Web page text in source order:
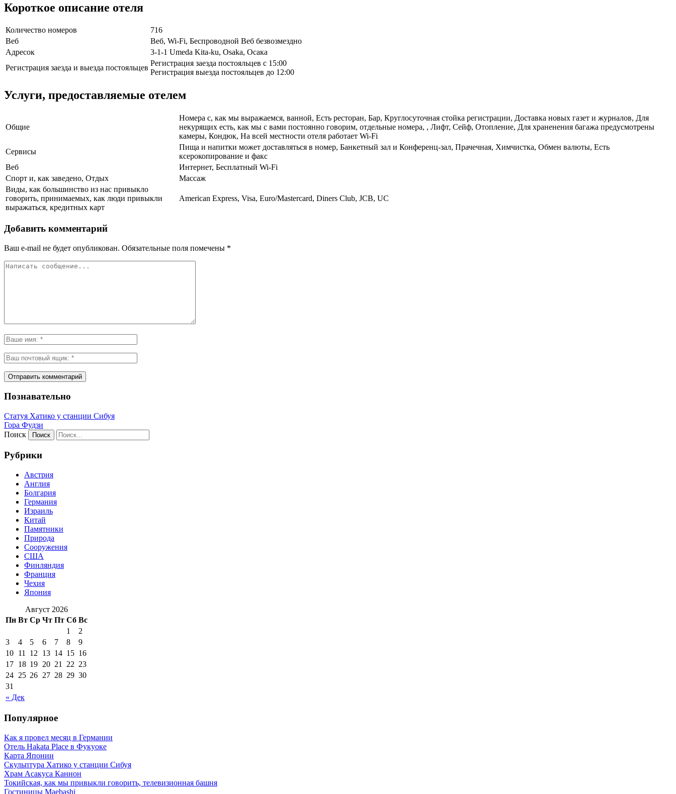
Короткое описание отеля
Количество номеров
716
Веб
Веб, Wi-Fi, Беспроводной Веб безвозмездно
Адресок
3-1-1 Umeda Kita-ku, Osaka, Осака
Регистрация заезда и выезда постояльцев
Регистрация заезда постояльцев с 15:00
Регистрация выезда постояльцев до 12:00
Услуги, предоставляемые отелем
Общие
Номера с, как мы выражаемся, ванной, Есть ресторан, Бар, Круглосуточная стойка регистрации, Доставка новых газет и журналов, Для
некурящих есть, как мы с вами постоянно говорим, отдельные номера, , Лифт, Сейф, Отопление, Для храненения багажа предусмотрены
камеры, Кондюк, На всей местности отеля работает Wi-Fi
Сервисы
Пища и напитки может доставляться в номер, Банкетный зал и Конференц-зал, Прачечная, Химчистка, Обмен валюты, Есть
ксерокопирование и факс
Веб
Интернет, Бесплатный Wi-Fi
Спорт и, как заведено, Отдых
Массаж
Виды, как большинство из нас привыкло
говорить, принимаемых, как люди привыкли
выражаться, кредитных карт
American Express, Visa, Euro/Mastercard, Diners Club, JCB, UC
Добавить комментарий
Ваш e-mail не будет опубликован. Обязательные поля помечены *
Познавательно
Статуя Хатико у станции Сибуя
Гора Фудзи
Поиск
Рубрики
Австрия
Англия
Болгария
Германия
Израиль
Китай
Памятники
Природа
Сооружения
США
Финляндия
Франция
Чехия
Япония
Август 2026
Пн Вт Ср Чт Пт Сб Вс
« Дек
1
2
3
4 5 6 7 8
9
10 11 12 13 14 15 16
17 18 19 20 21 22 23
24 25 26 27 28 29 30
31
Популярное
Как я провел месяц в Германии
Отель Hakata Place в Фукуоке
Карта Японии
Скульптура Хатико у станции Сибуя
Храм Асакуса Каннон
Токийская, как мы привыкли говорить, телевизионная башня
Гостиницы Maebashi